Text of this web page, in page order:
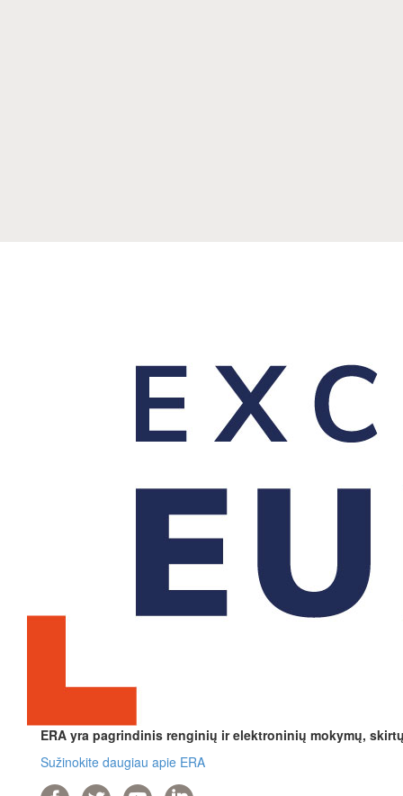
ERA yra pagrindinis renginių ir elektroninių mokymų,
Sužinokite daugiau apie ERA